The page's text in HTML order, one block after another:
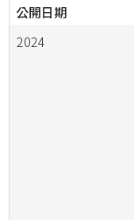
公開日期
2024